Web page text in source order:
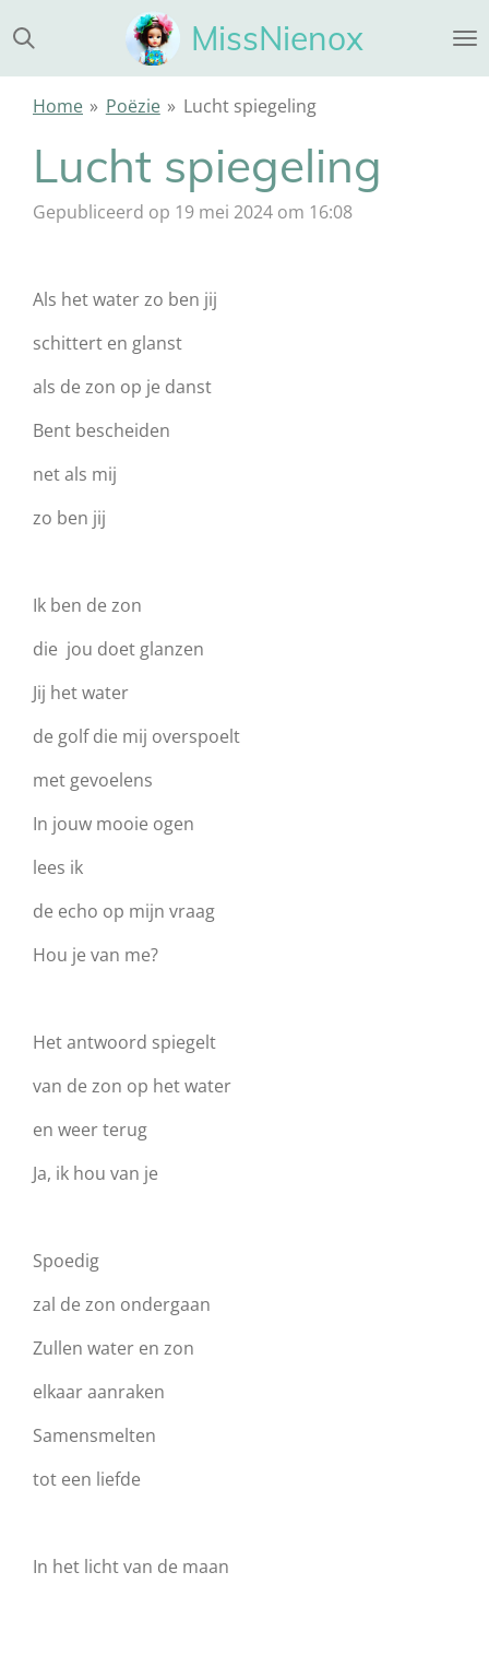
direct
naar
MissNienox
Home » Poëzie » Lucht spiegeling
Lucht spiegeling
Gepubliceerd op 19 mei 2024 om 16:08
Als het water zo ben jij
schittert en glanst
als de zon op je danst
Bent bescheiden
net als mij
zo ben jij
Ik ben de zon
die jou doet glanzen
Jij het water
de golf die mij overspoelt
met gevoelens
In jouw mooie ogen
lees ik
de echo op mijn vraag
Hou je van me?
Het antwoord spiegelt
van de zon op het water
en weer terug
Ja, ik hou van je
Spoedig
zal de zon ondergaan
Zullen water en zon
elkaar aanraken
Samensmelten
tot een liefde
In het licht van de maan